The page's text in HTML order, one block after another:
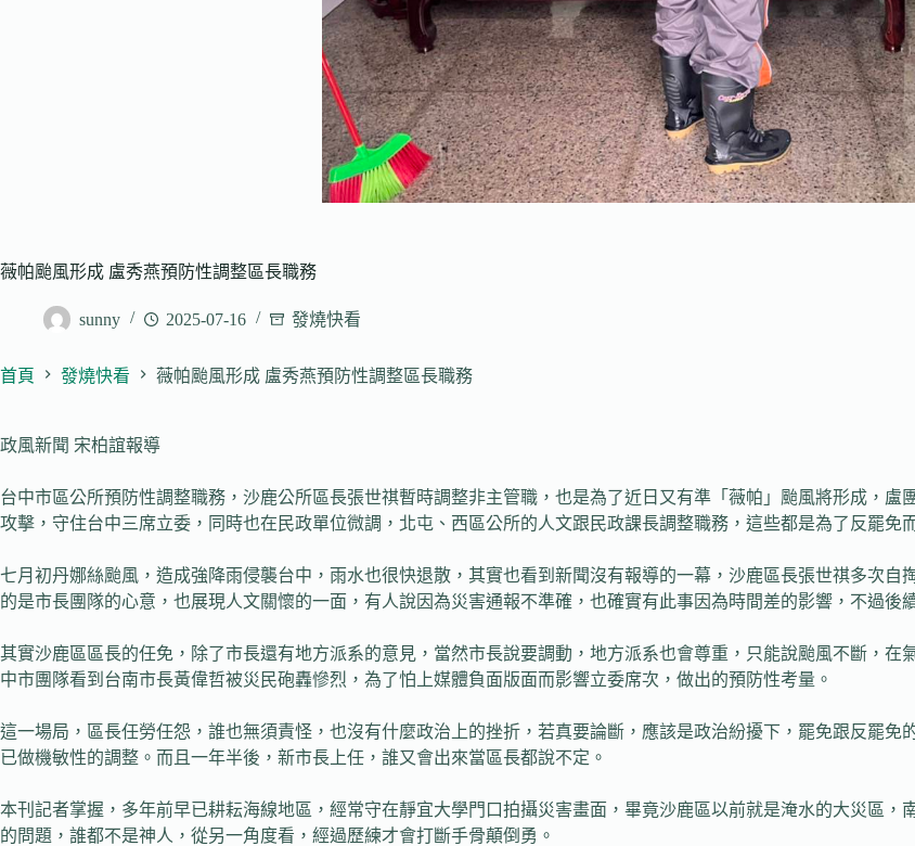
薇帕颱風形成 盧秀燕預防性調整區長職務
sunny 2025-07-16 發燒快看
首頁 發燒快看 薇帕颱風形成 盧秀燕預防性調整區長職務
政風新聞 宋柏誼報導
台中市區公所預防性調整職務，沙鹿公所區長張世祺暫時調整非主管職，也是為了近日又有準「薇帕」颱風將形成，
攻擊，守住台中三席立委，同時也在民政單位微調，北屯、西區公所的人文跟民政課長調整職務，這些都是為了反罷免
七月初丹娜絲颱風，造成強降雨侵襲台中，雨水也很快退散，其實也看到新聞沒有報導的一幕，沙鹿區長張世祺多次
的是市長團隊的心意，也展現人文關懷的一面，有人說因為災害通報不準確，也確實有此事因為時間差的影響，不過後
其實沙鹿區區長的任免，除了市長還有地方派系的意見，當然市長說要調動，地方派系也會尊重，只能說颱風不斷，
中市團隊看到台南市長黃偉哲被災民砲轟慘烈，為了怕上媒體負面版面而影響立委席次，做出的預防性考量。
這一場局，區長任勞任怨，誰也無須責怪，也沒有什麼政治上的挫折，若真要論斷，應該是政治紛擾下，罷免跟反罷
已做機敏性的調整。而且一年半後，新市長上任，誰又會出來當區長都說不定。
本刊記者掌握，多年前早已耕耘海線地區，經常守在靜宜大學門口拍攝災害畫面，畢竟沙鹿區以前就是淹水的大災區
的問題，誰都不是神人，從另一角度看，經過歷練才會打斷手骨顛倒勇。